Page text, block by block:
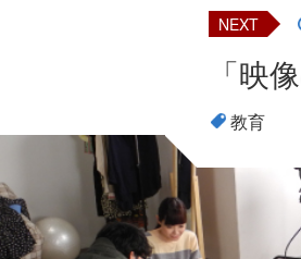
NEXT
「映
教育